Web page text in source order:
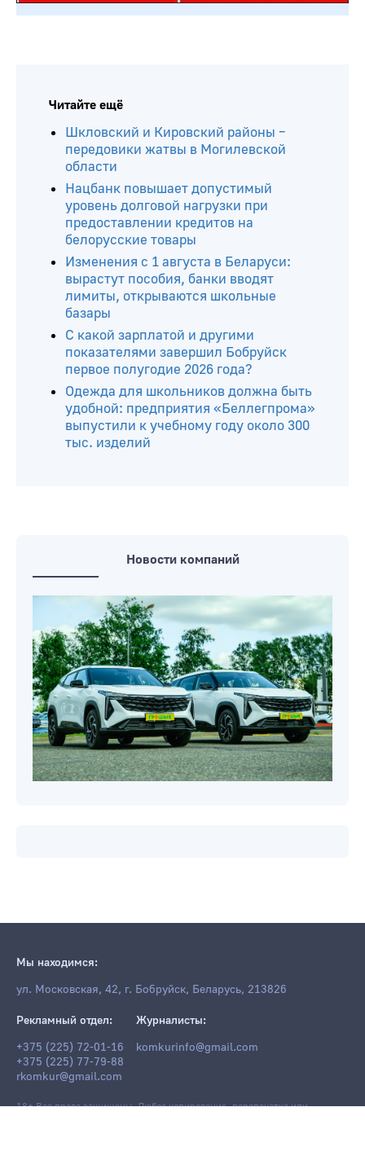
Читайте ещё
Шкловский и Кировский районы –
передовики жатвы в Могилевской
области
Нацбанк повышает допустимый
уровень долговой нагрузки при
предоставлении кредитов на
белорусские товары
Изменения с 1 августа в Беларуси:
вырастут пособия, банки вводят
лимиты, открываются школьные
базары
С какой зарплатой и другими
показателями завершил Бобруйск
первое полугодие 2026 года?
Одежда для школьников должна быть
удобной: предприятия «Беллегпрома»
выпустили к учебному году около 300
тыс. изделий
Новости компаний
Мы находимся:
ул. Московская, 42, г. Бобруйск, Беларусь, 213826
Рекламный отдел:
+375 (225) 72-01-16
+375 (225) 77-79-88
rkomkur@gmail.com
Журналисты:
komkurinfo@gmail.com
18+ Все права защищены. Любое копирование, перепечатка или